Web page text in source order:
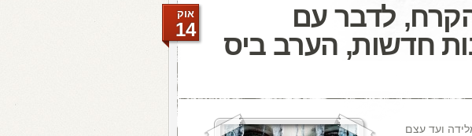
לדבר עם
חדשות, הערב ביס
אוק
14
ועד עצם